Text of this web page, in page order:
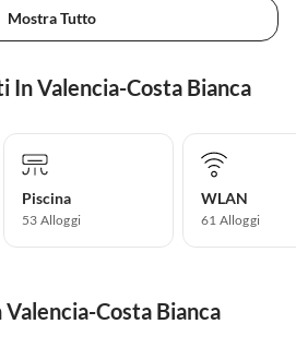
Mostra Tutto
In Valencia-Costa Bianca
Piscina
53 Alloggi
WLAN
61 Alloggi
Valencia-Costa Bianca